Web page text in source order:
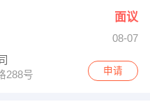
面议
08-07
288号联泰棕榈庄园＃16-105
申请